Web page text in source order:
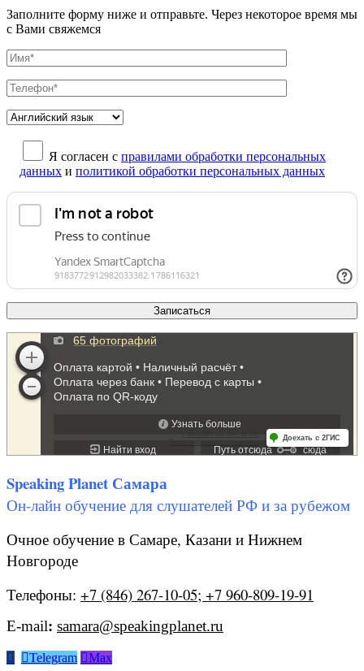
Заполните форму ниже и отправьте. Через некоторое время мы
с Вами свяжемся
Я согласен с правилами обработки персональных
данных и политикой обработки персональных данных
Speaking Planet Самара
Он-лайн обучение для слушателей РФ и за рубежом
Очное обучение в Самаре, Казани и Нижнем
Новгороде
Телефоны: +7 (846) 267-10-05; +7 960-809-19-91
E-mail: samara@speakingplanet.ru
 Telegram Max